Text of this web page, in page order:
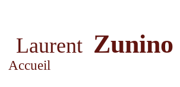
Accueil
Laurent Zunino